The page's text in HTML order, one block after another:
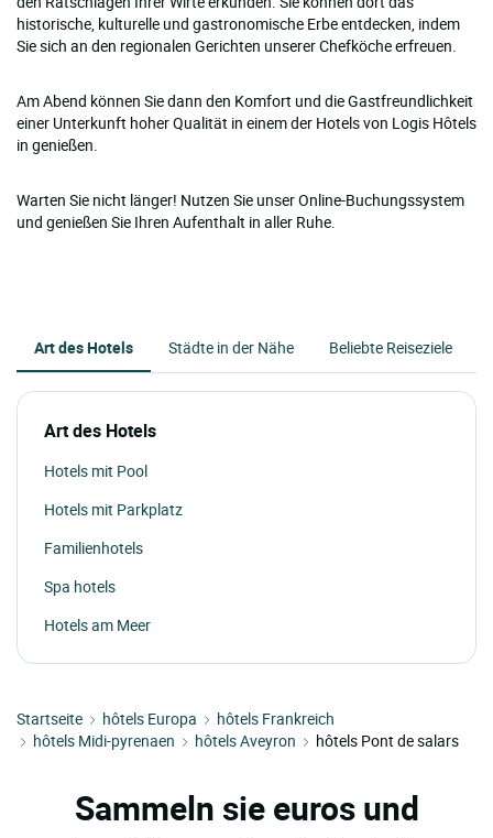
historische, kulturelle und gastronomische Erbe entdecken, indem
Sie sich an den regionalen Gerichten unserer Chefköche erfreuen.
Am Abend können Sie dann den Komfort und die Gastfreundlichkeit
einer Unterkunft hoher Qualität in einem der Hotels von Logis Hôtels
in genießen.
Warten Sie nicht länger! Nutzen Sie unser Online-Buchungssystem
und genießen Sie Ihren Aufenthalt in aller Ruhe.
Art des Hotels Städte in der Nähe Beliebte Reiseziele
Art des Hotels
Hotels mit Pool
Hotels mit Parkplatz
Familienhotels
Spa hotels
Hotels am Meer
Startseite hôtels Europa
hôtels Frankreich
hôtels Midi-pyrenaen
hôtels Aveyron hôtels Pont de salars
Sammeln sie euros und